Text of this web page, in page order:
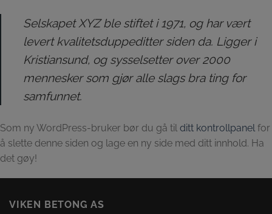
Selskapet XYZ ble stiftet i 1971, og har vært
levert kvalitetsduppeditter siden da. Ligger i
Kristiansund, og sysselsetter over 2000
mennesker som gjør alle slags bra ting for
samfunnet.
Som ny WordPress-bruker bør du gå til ditt kontrollpanel for
å slette denne siden og lage en ny side med ditt innhold. Ha
det gøy!
VIKEN BETONG AS